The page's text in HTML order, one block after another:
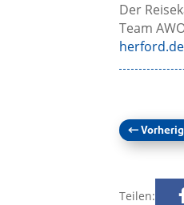
Der
Team
herford.de
←
Teilen: